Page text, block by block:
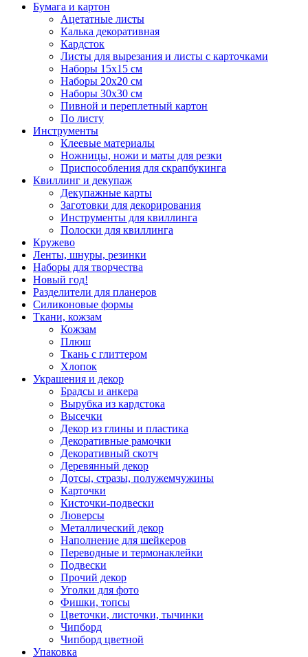
Бумага и картон
Ацетатные листы
Калька декоративная
Кардсток
Листы для вырезания и листы с карточками
Наборы 15х15 см
Наборы 20х20 см
Наборы 30х30 см
Пивной и переплетный картон
По листу
Инструменты
Клеевые материалы
Ножницы, ножи и маты для резки
Приспособления для скрапбукинга
Квиллинг и декупаж
Декупажные карты
Заготовки для декорирования
Инструменты для квиллинга
Полоски для квиллинга
Кружево
Ленты, шнуры, резинки
Наборы для творчества
Новый год!
Разделители для планеров
Силиконовые формы
Ткани, кожзам
Кожзам
Плюш
Ткань с глиттером
Хлопок
Украшения и декор
Брадсы и анкера
Вырубка из кардстока
Высечки
Декор из глины и пластика
Декоративные рамочки
Декоративный скотч
Деревянный декор
Дотсы, стразы, полужемчужины
Карточки
Кисточки-подвески
Люверсы
Металлический декор
Наполнение для шейкеров
Переводные и термонаклейки
Подвески
Прочий декор
Уголки для фото
Фишки, топсы
Цветочки, листочки, тычинки
Чипборд
Чипборд цветной
Упаковка